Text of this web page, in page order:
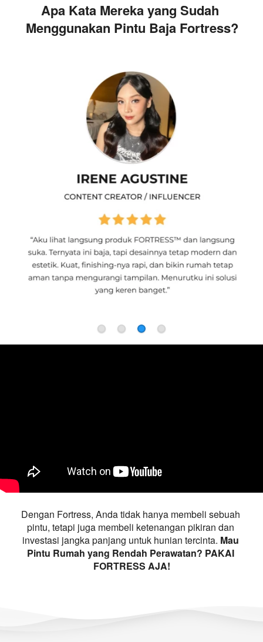
Apa Kata Mereka yang Sudah
Menggunakan Pintu Baja Fortress?
Dengan Fortress, Anda tidak hanya membeli sebuah
pintu, tetapi juga membeli ketenangan pikiran dan
investasi jangka panjang untuk hunian tercinta. Mau
Pintu Rumah yang Rendah Perawatan? PAKAI
FORTRESS AJA!